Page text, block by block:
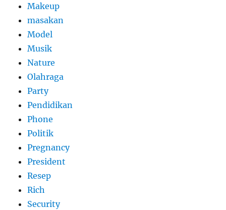
Makeup
masakan
Model
Musik
Nature
Olahraga
Party
Pendidikan
Phone
Politik
Pregnancy
President
Resep
Rich
Security